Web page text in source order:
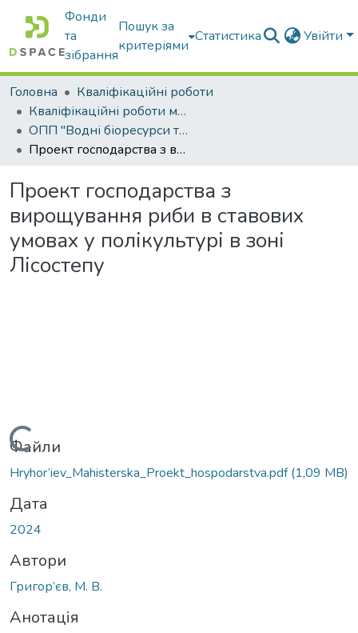
Фонди
та
зібрання
Пошук за
критеріями
Статистика Увійти
Головна
Кваліфікаційні роботи
Кваліфікаційні роботи магістрів
ОПП "Водні біоресурси та аквакультура"
Проект господарства з вирощування риби в ставових умовах у полікультурі в зоні Лісостепу
Проект господарства з
вирощування риби в ставових
умовах у полікультурі в зоні
Лісостепу
Вантажиться...
Файли
Hryhor’iev_Mahisterska_Proekt_hospodarstva.pdf(1,09 MB)
Дата
2024
Автори
Григор’єв, М. В.
Анотація